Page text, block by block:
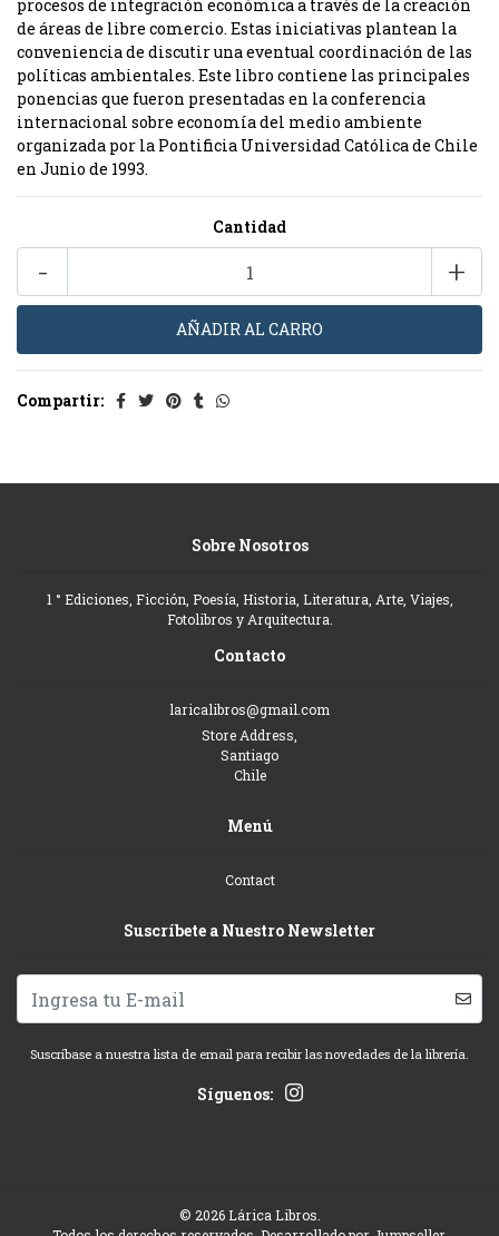
procesos de integración económica a través de la creación
de áreas de libre comercio. Estas iniciativas plantean la
conveniencia de discutir una eventual coordinación de las
políticas ambientales. Este libro contiene las principales
ponencias que fueron presentadas en la conferencia
internacional sobre economía del medio ambiente
organizada por la Pontificia Universidad Católica de Chile
en Junio de 1993.
Cantidad
+
-
Compartir:
Sobre Nosotros
1 ° Ediciones, Ficción, Poesía, Historia, Literatura, Arte, Viajes,
Fotolibros y Arquitectura.
Contacto
laricalibros@gmail.com
Store Address,
Santiago
Chile
Menú
Contact
Suscríbete a Nuestro Newsletter
Suscríbase a nuestra lista de email para recibir las novedades de la librería.
Síguenos:
© 2026 Lárica Libros.